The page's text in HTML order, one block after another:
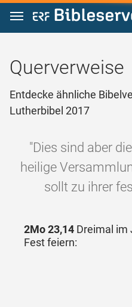
Zum Inhalt springen
Querverweise
Entdecke ähnliche
Lutherbibel 2017
"Dies sind aber
heilige
sollt zu ihrer
2Mo 23,14 Dreimal im
Fest feiern: